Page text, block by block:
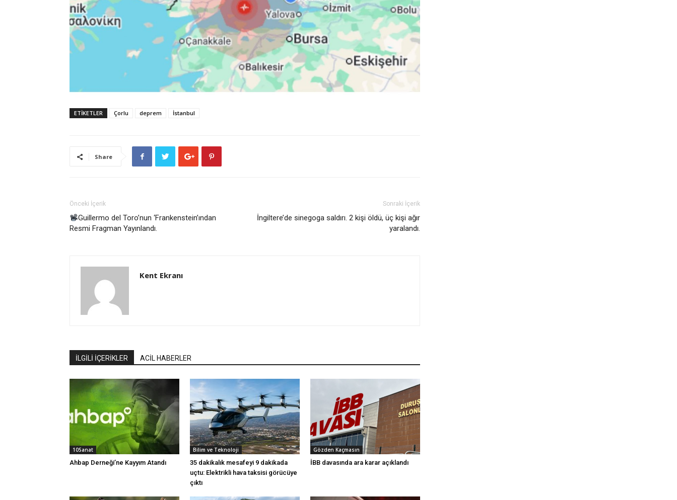
ETİKETLER Çorlu deprem İstanbul
Share
Önceki İçerik
Guillermo del Toro’nun ‘Frankenstein’ından
Resmi Fragman Yayınlandı.
Sonraki İçerik
İngiltere’de sinegoga saldırı. 2 kişi öldü, üç kişi ağır
yaralandı.
Kent Ekranı
İLGİLİ İÇERİKLER ACİL HABERLER
10Sanat
Ahbap Derneği’ne Kayyım Atandı
Bilim ve Teknoloji
35 dakikalık mesafeyi 9 dakikada
uçtu: Elektrikli hava taksisi görücüye
çıktı
Gözden Kaçmasın
İBB davasında ara karar açıklandı